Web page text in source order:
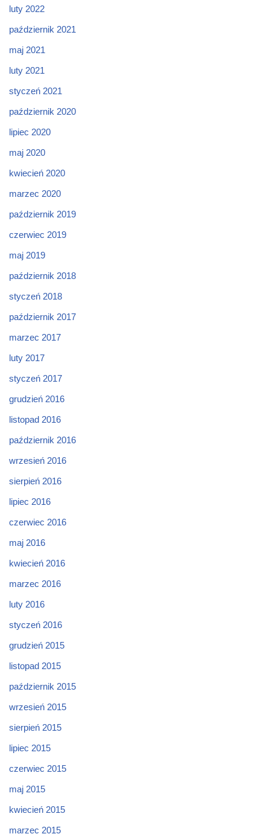
luty 2022
październik 2021
maj 2021
luty 2021
styczeń 2021
październik 2020
lipiec 2020
maj 2020
kwiecień 2020
marzec 2020
październik 2019
czerwiec 2019
maj 2019
październik 2018
styczeń 2018
październik 2017
marzec 2017
luty 2017
styczeń 2017
grudzień 2016
listopad 2016
październik 2016
wrzesień 2016
sierpień 2016
lipiec 2016
czerwiec 2016
maj 2016
kwiecień 2016
marzec 2016
luty 2016
styczeń 2016
grudzień 2015
listopad 2015
październik 2015
wrzesień 2015
sierpień 2015
lipiec 2015
czerwiec 2015
maj 2015
kwiecień 2015
marzec 2015